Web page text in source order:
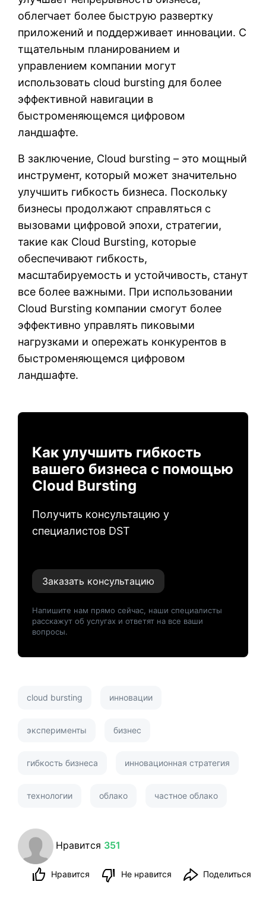
облегчает более быструю развертку
приложений и поддерживает инновации. С
тщательным планированием и
управлением компании могут
использовать cloud bursting для более
эффективной навигации в
быстроменяющемся цифровом
ландшафте.
В заключение, Cloud bursting – это мощный
инструмент, который может значительно
улучшить гибкость бизнеса. Поскольку
бизнесы продолжают справляться с
вызовами цифровой эпохи, стратегии,
такие как Cloud Bursting, которые
обеспечивают гибкость,
масштабируемость и устойчивость, станут
все более важными. При использовании
Cloud Bursting компании смогут более
эффективно управлять пиковыми
нагрузками и опережать конкурентов в
быстроменяющемся цифровом
ландшафте.
Как улучшить гибкость
вашего бизнеса с помощью
Cloud Bursting
Получить консультацию у
специалистов DST
Заказать консультацию
Напишите нам прямо сейчас, наши специалисты
расскажут об услугах и ответят на все ваши
вопросы.
cloud bursting инновации
эксперименты бизнес
гибкость бизнеса инновационная стратегия
технологии облако частное облако
Нравится 351
Нравится Не нравится Поделиться